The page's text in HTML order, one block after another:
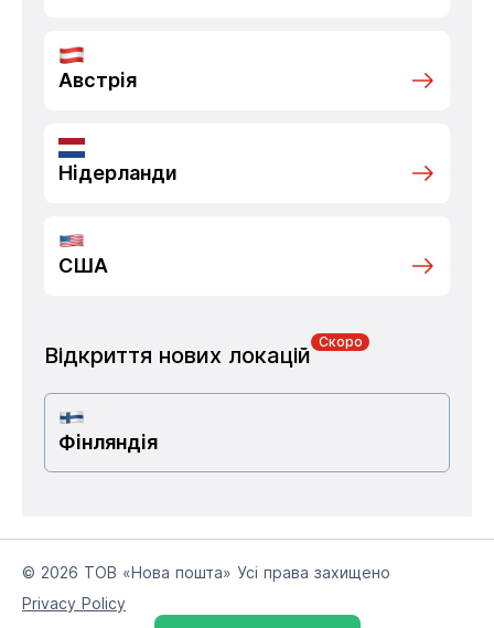
Австрія
Нідерланди
США
Відкриття нових локацій
Скоро
Фінляндія
© 2026 ТОВ «Нова пошта» Усі права захищено
Privacy Policy